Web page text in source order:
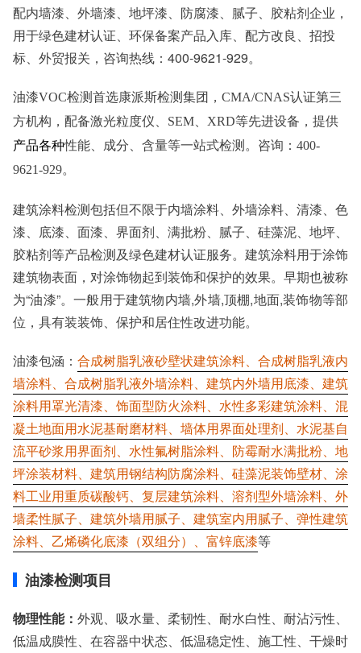
配内墙漆、外墙漆、地坪漆、防腐漆、腻子、胶粘剂企业，
用于绿色建材认证、环保备案产品入库、配方改良、招投
标、外贸报关，咨询热线：400-9621-929。
油漆VOC检测首选康派斯检测集团， CMA/CNAS认证第三
方机构，配备激光粒度仪、SEM、XRD等先进设备，提供
产品各种性能、成分、含量等一站式检测。咨询： 400-
9621-929。
建筑涂料检测包括但不限于内墙涂料、外墙涂料、清漆、色
漆、底漆、面漆、界面剂、满批粉、腻子、硅藻泥、地坪、
胶粘剂等产品检测及绿色建材认证服务。建筑涂料用于涂饰
建筑物表面，对涂饰物起到装饰和保护的效果。早期也被称
为“油漆”。一般用于建筑物内墙,外墙,顶棚,地面,装饰物等部
位，具有装装饰、保护和居住性改进功能。
油漆包涵： 合成树脂乳液砂壁状建筑涂料、合成树脂乳液内
墙涂料、合成树脂乳液外墙涂料、建筑内外墙用底漆、建筑
涂料用罩光清漆、饰面型防火涂料、水性多彩建筑涂料、混
凝土地面用水泥基耐磨材料、墙体用界面处理剂、水泥基自
流平砂浆用界面剂、水性氟树脂涂料、防霉耐水满批粉、地
坪涂装材料、建筑用钢结构防腐涂料、硅藻泥装饰壁材、涂
料工业用重质碳酸钙、复层建筑涂料、溶剂型外墙涂料、外
墙柔性腻子、建筑外墙用腻子、建筑室内用腻子、弹性建筑
涂料、乙烯磷化底漆（双组分）、富锌底漆等
油漆检测项目
物理性能： 外观、吸水量、柔韧性、耐水白性、耐沾污性、
低温成膜性、在容器中状态、低温稳定性、施工性、干燥时